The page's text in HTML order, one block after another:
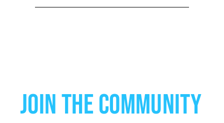
JOIN THE COMMUNITY